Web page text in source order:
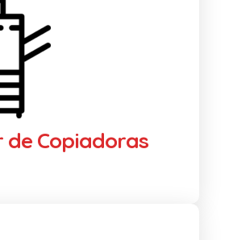
de Copiadoras